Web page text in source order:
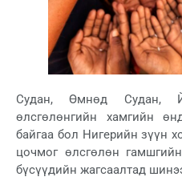
Судан, Өмнөд Судан,
өлсгөлөнгийн хамгийн
байгаа бол Нигерийн зүүн
цочмог өлсгөлөн
бүсүүдийн жагсаалтад